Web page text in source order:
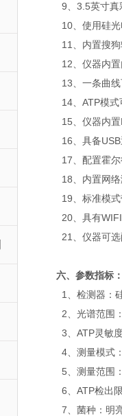
9、3.5英寸真
10、使用硅光
11、内置搜狗
12、仪器内置
13、一条曲线可
14、ATP模式
15、仪器内置
16、具备USB
17、配置霍尔
18、内置网络
19、标准模式
20、具有WIFI
21、仪器可选配
六、参数指标
1、检测器：硅
2、光谱范围
3、ATP灵敏度
4、测量模式：
5、测量范围：
6、ATP检出限
7、菌种：明亮